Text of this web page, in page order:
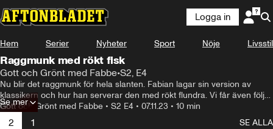
Logga in
Hem Serier Nyheter Sport Nöje Livsstil
Raggmunk med rökt fisk
Gott och Grönt med Fabbe•S2, E4
Nu blir det raggmunk för hela slanten. Fabian lagar sin version av
klassikern och hur han serverar den med rökt flundra. Vi får även följa
med till ett av Gotlands fiskrökerier och lära oss mer om hur dem röker
fisk på ett lite annorlunda vis.
Gott och Grönt med Fabbe • S2 E4 • 07.11.23 • 10 min
Se mer
2 1
SE ALLA